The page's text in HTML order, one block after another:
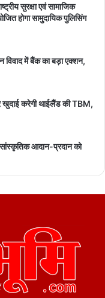
सुरक्षा एवं सामाजिक
होगा सामुदायिक पुलिसिंग
में बैंक का बड़ा एक्शन,
करेगी थाईलैंड की TBM,
आदान-प्रदान को